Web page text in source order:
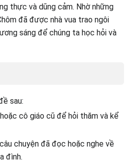
thực và dũng cảm. Nhờ những
đã được nhà vua trao ngôi
sáng để chúng ta học hỏi và
sau:
cô giáo cũ để hỏi thăm và kể
chuyện đã đọc hoặc nghe về
đình.